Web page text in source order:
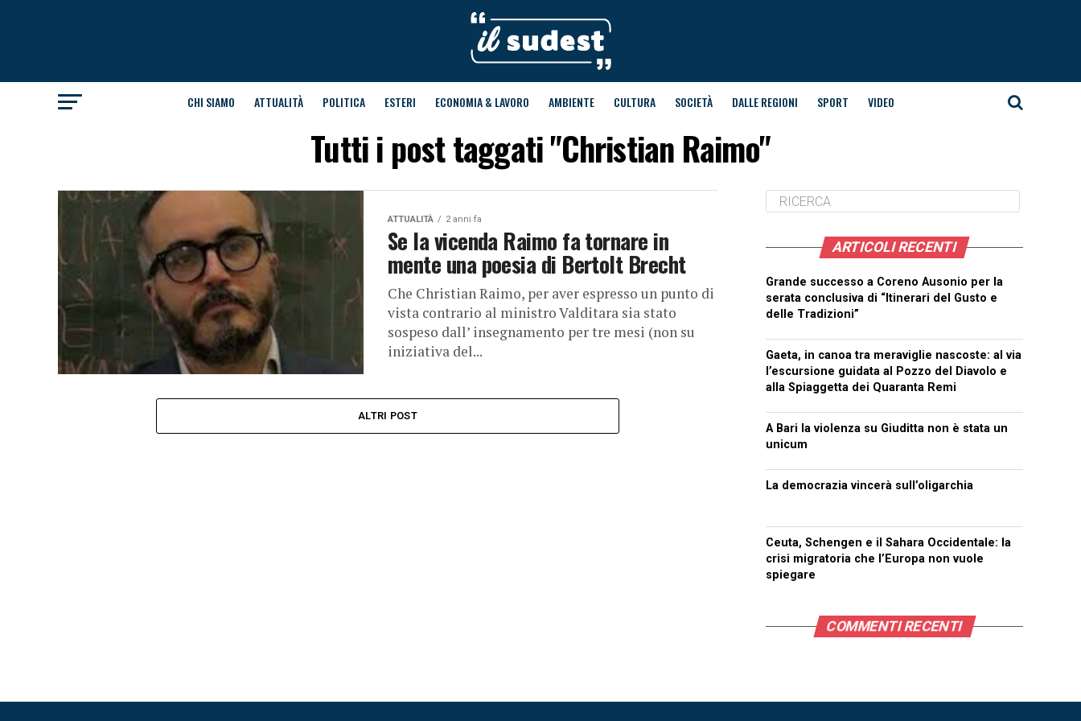
CHI SIAMO ATTUALITÀ POLITICA ESTERI ECONOMIA & LAVORO AMBIENTE CULTURA SOCIETÀ DALLE REGIONI SPORT VIDEO
Tutti i post taggati "Christian Raimo"
ATTUALITÀ 2 anni fa
Se la vicenda Raimo fa tornare in
mente una poesia di Bertolt Brecht
Che Christian Raimo, per aver espresso un punto di
vista contrario al ministro Valditara sia stato
sospeso dall’ insegnamento per tre mesi (non su
iniziativa del...
ALTRI POST
ARTICOLI RECENTI
Grande successo a Coreno Ausonio per la
serata conclusiva di “Itinerari del Gusto e
delle Tradizioni”
Gaeta, in canoa tra meraviglie nascoste: al via
l’escursione guidata al Pozzo del Diavolo e
alla Spiaggetta dei Quaranta Remi
A Bari la violenza su Giuditta non è stata un
unicum
La democrazia vincerà sull’oligarchia
Ceuta, Schengen e il Sahara Occidentale: la
crisi migratoria che l’Europa non vuole
spiegare
COMMENTI RECENTI